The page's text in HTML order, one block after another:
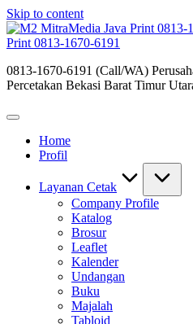
Skip to content
Print 0813-1670-6191
0813-1670-6191 (Call/WA)
Percetakan Bekasi Barat Timur
Home
Profil
Layanan Cetak
Company Profile
Katalog
Brosur
Leaflet
Kalender
Undangan
Buku
Majalah
Tabloid